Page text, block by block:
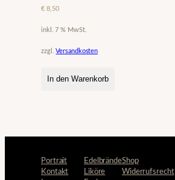
€8,50
inkl. 7 % MwSt.
zzgl.Versandkosten
In den Warenkorb
Portrait
Kontakt
Edelbrände
Liköre
Shop
Widerrufsrecht